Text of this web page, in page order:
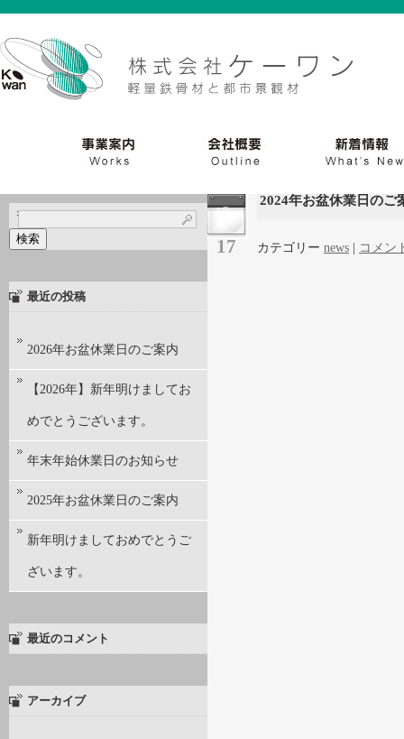
検
索:
最近の投稿
2026年お盆休業日のご案内
【2026年】新年明けましてお
めでとうございます。
年末年始休業日のお知らせ
2025年お盆休業日のご案内
新年明けましておめでとうご
ざいます。
最近のコメント
アーカイブ
7月
17
2024年お盆休業日のご
カテゴリー news コメン